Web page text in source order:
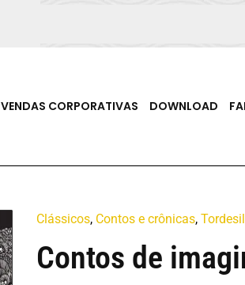
VENDAS CORPORATIVAS DOWNLOAD
Clássicos, Contos e crônicas,
Contos de